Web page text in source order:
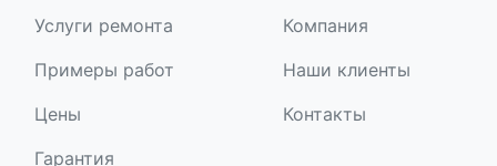
Услуги ремонта
Примеры работ
Цены
Гарантия
Компания
Наши клиенты
Контакты